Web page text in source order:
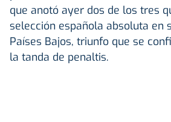
que anotó ayer dos de los tres
selección española absoluta en
Países Bajos, triunfo que se
la tanda de penaltis.